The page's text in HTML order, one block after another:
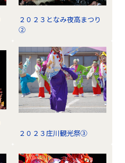
２０２３となみ夜高まつり
②
２０２３庄川観光祭③